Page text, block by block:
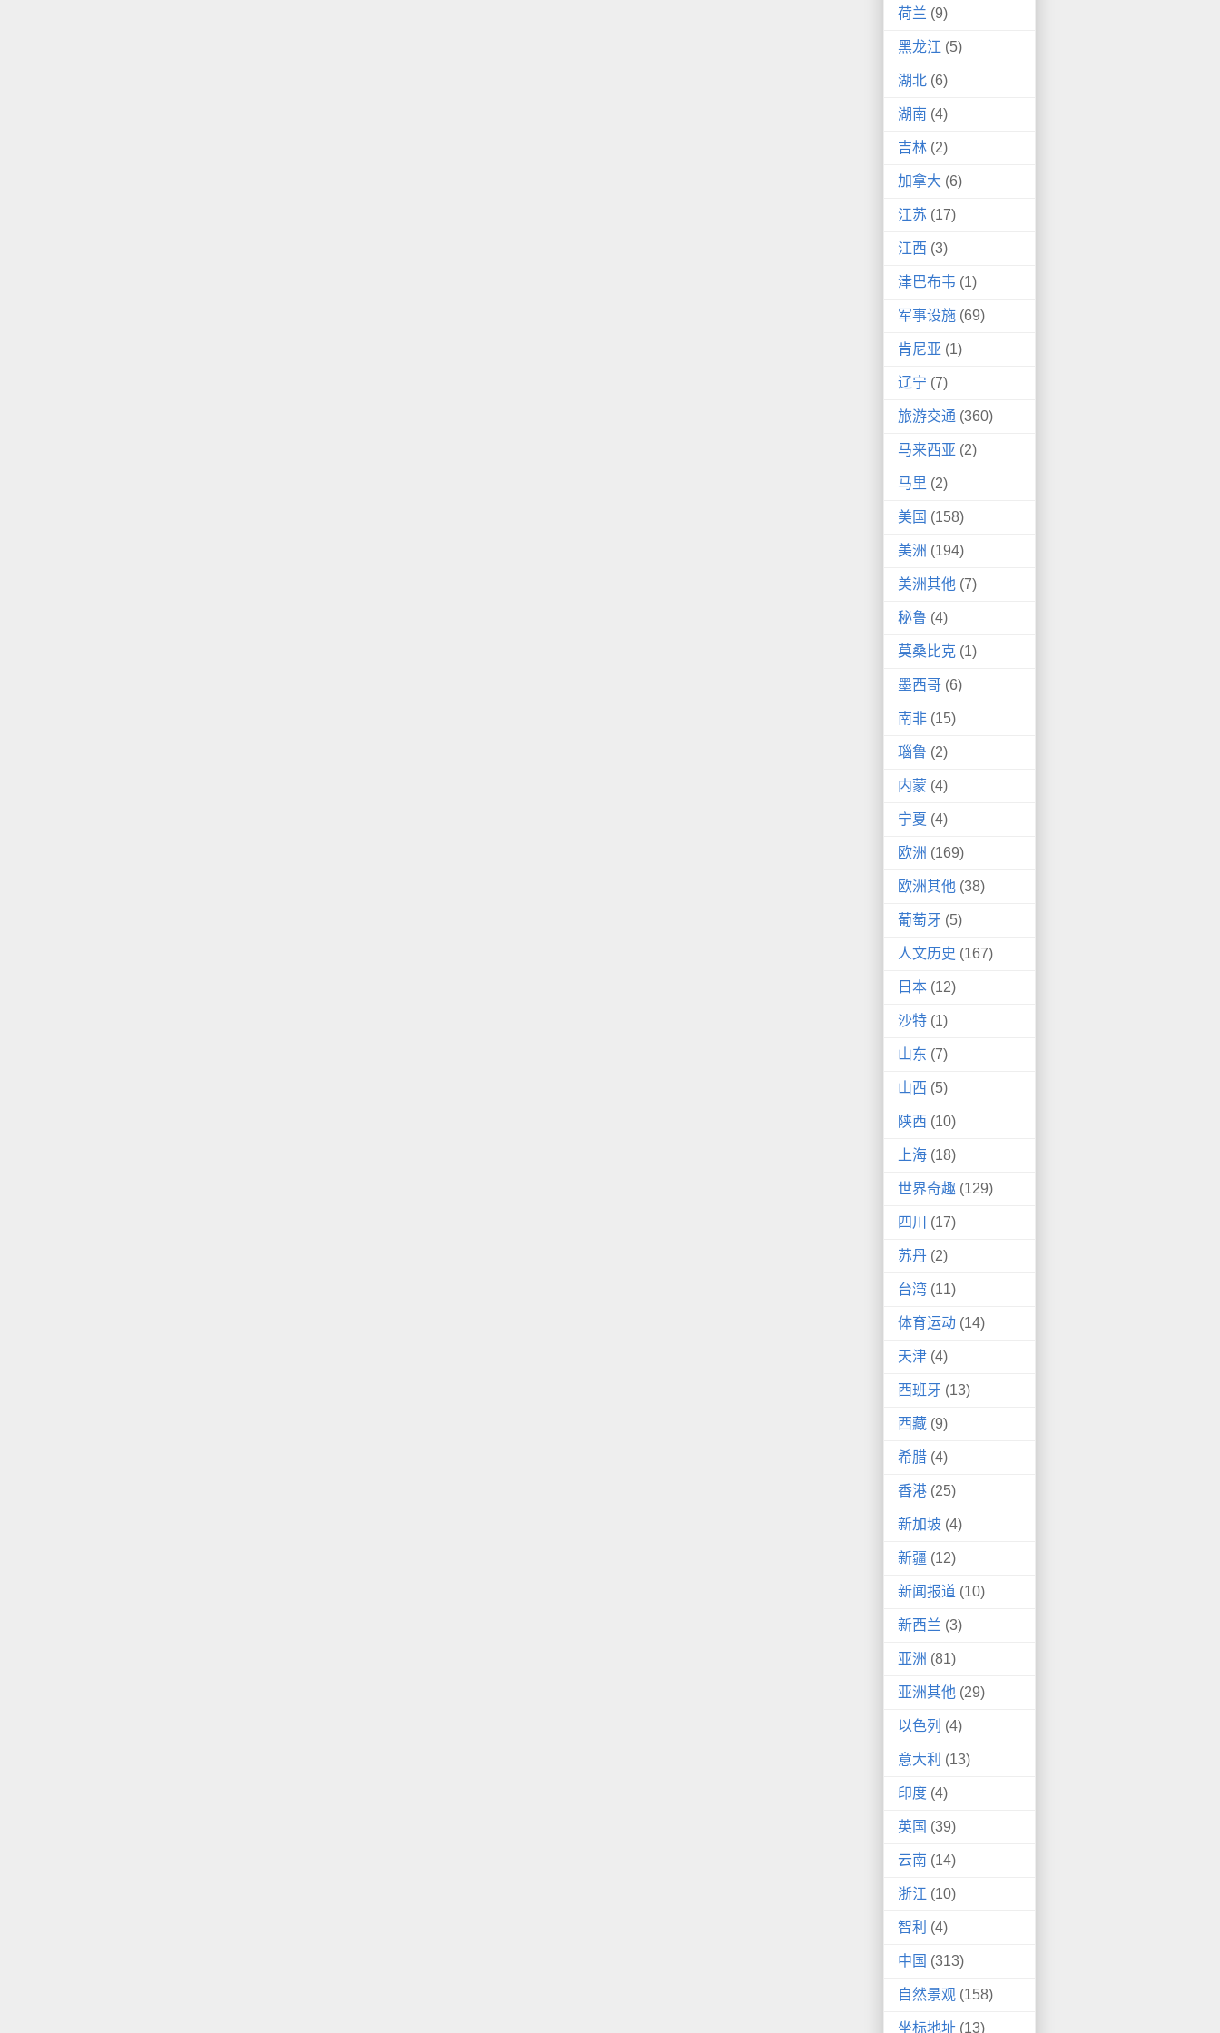
荷兰 (9)
黑龙江 (5)
湖北 (6)
湖南 (4)
吉林 (2)
加拿大 (6)
江苏 (17)
江西 (3)
津巴布韦 (1)
军事设施 (69)
肯尼亚 (1)
辽宁 (7)
旅游交通 (360)
马来西亚 (2)
马里 (2)
美国 (158)
美洲 (194)
美洲其他 (7)
秘鲁 (4)
莫桑比克 (1)
墨西哥 (6)
南非 (15)
瑙鲁 (2)
内蒙 (4)
宁夏 (4)
欧洲 (169)
欧洲其他 (38)
葡萄牙 (5)
人文历史 (167)
日本 (12)
沙特 (1)
山东 (7)
山西 (5)
陕西 (10)
上海 (18)
世界奇趣 (129)
四川 (17)
苏丹 (2)
台湾 (11)
体育运动 (14)
天津 (4)
西班牙 (13)
西藏 (9)
希腊 (4)
香港 (25)
新加坡 (4)
新疆 (12)
新闻报道 (10)
新西兰 (3)
亚洲 (81)
亚洲其他 (29)
以色列 (4)
意大利 (13)
印度 (4)
英国 (39)
云南 (14)
浙江 (10)
智利 (4)
中国 (313)
自然景观 (158)
坐标地址 (13)